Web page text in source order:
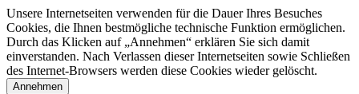
Unsere Internetseiten verwenden für die Dauer Ihres Besuches
Cookies, die Ihnen bestmögliche technische Funktion ermöglichen.
Durch das Klicken auf „Annehmen“ erklären Sie sich damit
einverstanden. Nach Verlassen dieser Internetseiten sowie Schließen
des Internet-Browsers werden diese Cookies wieder gelöscht.
Annehmen